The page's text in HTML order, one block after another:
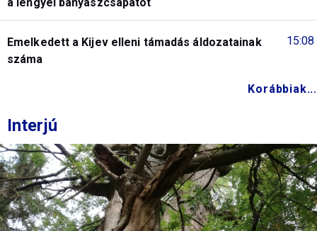
15:08
Emelkedett a Kijev elleni támadás áldozatainak
száma
Korábbiak...
Interjú